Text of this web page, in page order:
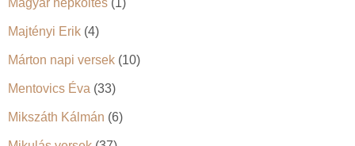
Majtényi Erik (4)
Márton napi versek (10)
Mentovics Éva (33)
Mikszáth Kálmán (6)